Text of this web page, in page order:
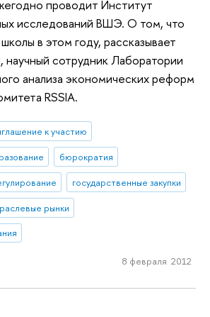
проводит Институт
исследований ВШЭ. О том, что
в этом году, рассказывает
сотрудник Лаборатории
анализа экономических реформ
RSSIA.
к участию
бюрократия
государственные закупки
рынки
8 февраля 2012